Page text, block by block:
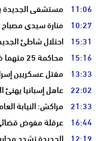
11:06 مستشفى الجديدة
10:27 منارة سيدي مصباح
15:31 احتلال شاطئ
15:16 محاكمة 25 متهما في قضية الهجرة إلى سبتة
13:33 مقتل عسكريين
22:02 عاهل إسبانيا
21:33 مراكش: النيابة
16:44 عرقلة مفوض قضائي